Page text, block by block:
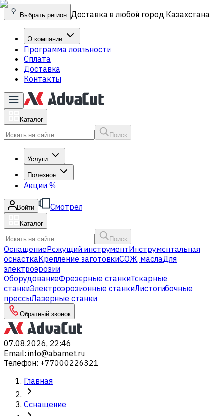
Выбрать регион Доставка в любой город Казахстана
О компании
Программа лояльности
Оплата
Доставка
Контакты
Каталог
Поиск
Услуги
Полезное
Акции %
Войти Смотрел
Каталог
Поиск
ОснащениеРежущий инструментИнструментальная
оснасткаКрепление заготовкиСОЖ, маслаДля
электроэрозии
ОборудованиеФрезерные станкиТокарные
станкиЭлектроэрозионные станкиЛистогибочные
прессыЛазерные станки
Обратный звонок
07.08.2026, 22:46
Email: info@abamet.ru
Телефон: +77000226321
Главная
Оснащение